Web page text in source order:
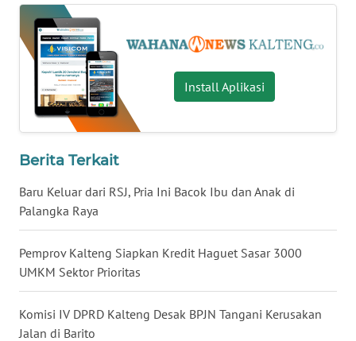
Install Aplikasi
Berita Terkait
Baru Keluar dari RSJ, Pria Ini Bacok Ibu dan Anak di
Palangka Raya
Pemprov Kalteng Siapkan Kredit Haguet Sasar 3000
UMKM Sektor Prioritas
Komisi IV DPRD Kalteng Desak BPJN Tangani Kerusakan
Jalan di Barito
WN
NUSANTARA
WN
JOGJA
WN
JATIM
WN
BALI
WN
WN